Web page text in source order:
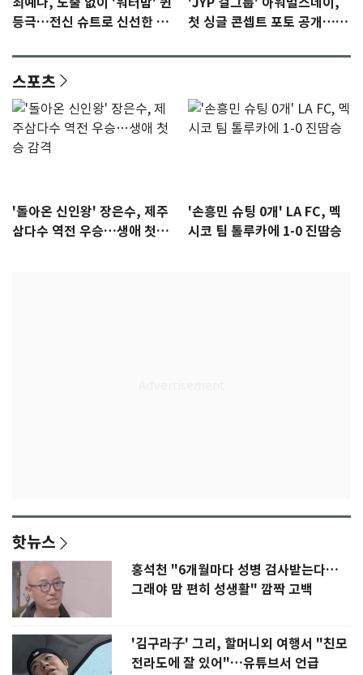
등극…전신 슈트로 신선한 충
첫 싱글 콘셉트 포토 공개…청
스포츠
'돌아온 신인왕' 장은수, 제주
삼다수 역전 우승…생애 첫승
'손흥민 슈팅 0개' LA FC, 멕
시코 팀 톨루카에 1-0 진땀승
핫뉴스
홍석천 "6개월마다 성병 검사받는다…
그래야 맘 편히 성생활" 깜짝 고백
'김구라子' 그리, 할머니외 여행서 "친모
전라도에 잘 있어"…유튜브서 언급